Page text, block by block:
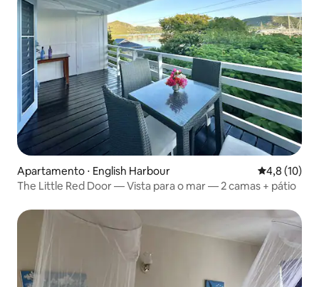
Apartamento ⋅ English Harbour 4,8 de uma
4,8 (10)
The Little Red Door — Vista para o mar — 2 camas + pátio